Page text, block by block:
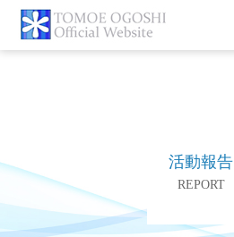
活動報告
REPORT
活動報告